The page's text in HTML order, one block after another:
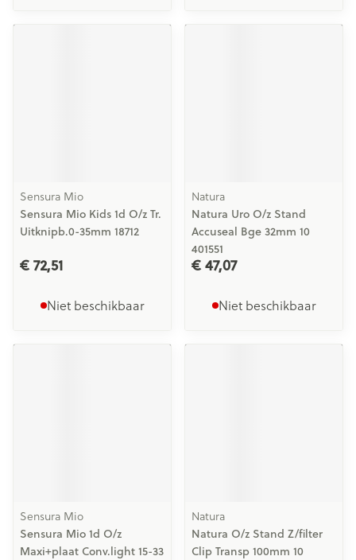
Sensura Mio
Sensura Mio Kids 1d O/z Tr.
Uitknipb.0-35mm 18712
€ 72,51
Niet beschikbaar
Natura
Natura Uro O/z Stand
Accuseal Bge 32mm 10
401551
€ 47,07
Niet beschikbaar
Sensura Mio
Sensura Mio 1d O/z
Maxi+plaat Conv.light 15-33
Natura
Natura O/z Stand Z/filter
Clip Transp 100mm 10